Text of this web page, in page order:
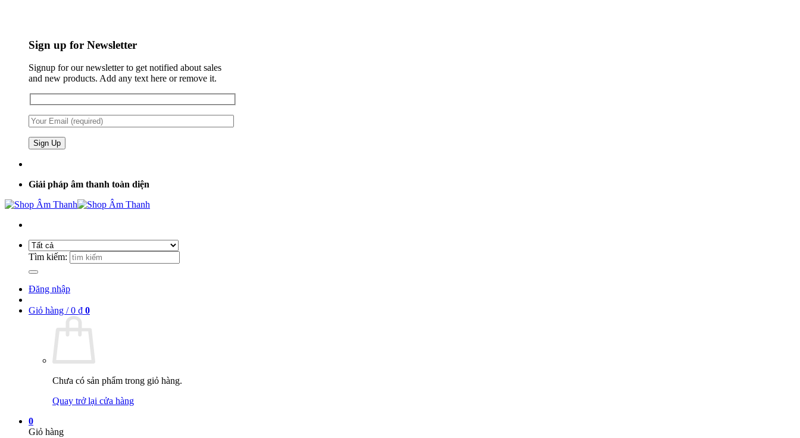
Sign up for Newsletter
Signup for our newsletter to get notified about sales
and new products. Add any text here or remove it.
Giải pháp âm thanh toàn diện
Tìm kiếm:
Đăng nhập
Giỏ hàng /0 ₫ 0
Chưa có sản phẩm trong giỏ hàng.
Quay trở lại cửa hàng
0
Giỏ hàng